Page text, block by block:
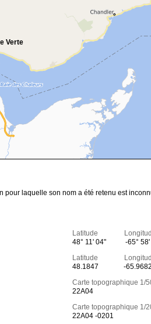
Verte
laquelle son nom a été retenu est
Latitude Longitude
48° 11' 04"
-65°
Latitude Longitude
48.1847
-
Carte topographique 1/
22A04
Carte topographique 1/
22A04 -0201